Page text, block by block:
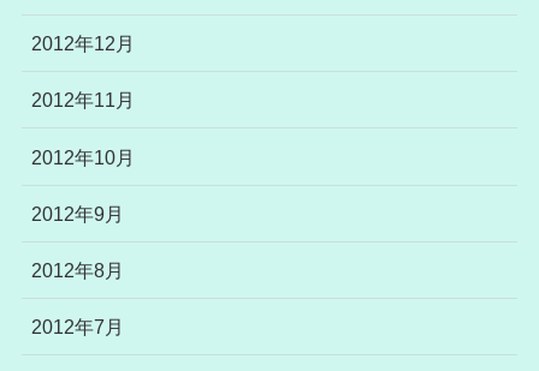
2012年12月
2012年11月
2012年10月
2012年9月
2012年8月
2012年7月